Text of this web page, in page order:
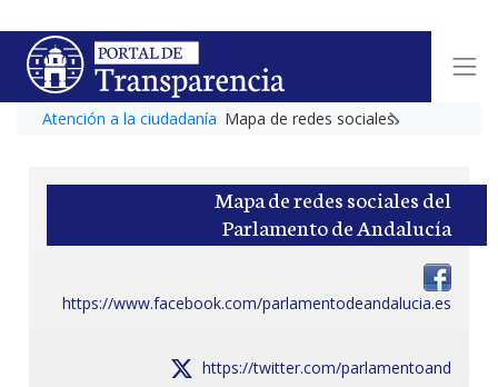
Atención a la ciudadanía Mapa de redes sociales
Mapa de redes sociales del
Parlamento de Andalucía
https://www.facebook.com/parlamentodeandalucia.es
https://twitter.com/parlamentoand
https://twitter.com/parlamentoand